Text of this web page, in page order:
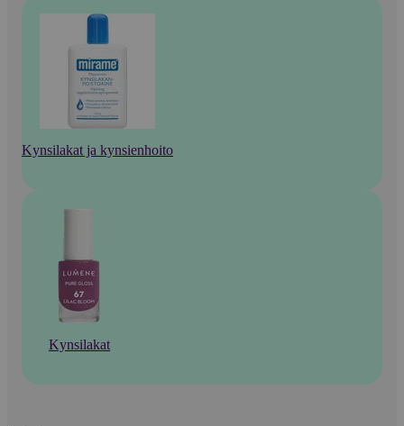
Kynsilakat ja kynsienhoito
Kynsilakat